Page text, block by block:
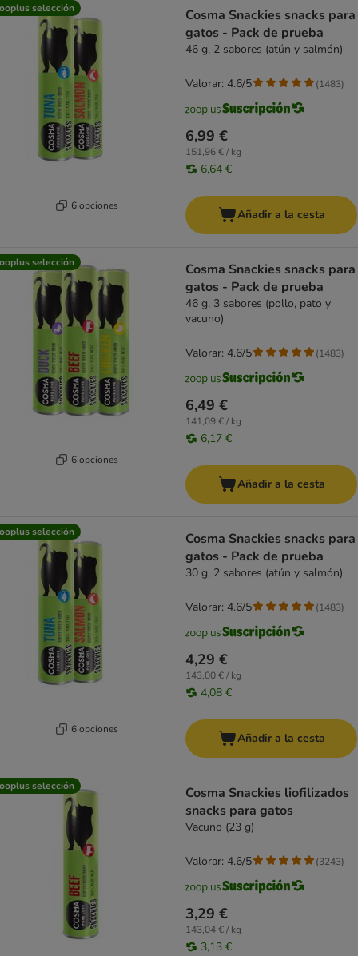
selección
6 opciones
Cosma Snackies snacks para
gatos - Pack de prueba
46 g, 2 sabores (atún y salmón)
6,99 €
151,96 € / kg
6,64 €
Valorar: 4.6/5 (1483)
Añadir a la cesta
selección
6 opciones
Cosma Snackies snacks para
gatos - Pack de prueba
46 g, 3 sabores (pollo, pato y
vacuno)
6,49 €
141,09 € / kg
6,17 €
Valorar: 4.6/5 (1483)
Añadir a la cesta
selección
6 opciones
Cosma Snackies snacks para
gatos - Pack de prueba
30 g, 2 sabores (atún y salmón)
4,29 €
143,00 € / kg
4,08 €
Valorar: 4.6/5 (1483)
Añadir a la cesta
selección
Cosma Snackies liofilizados
snacks para gatos
Vacuno (23 g)
3,29 €
143,04 € / kg
3,13 €
Valorar: 4.6/5 (3243)